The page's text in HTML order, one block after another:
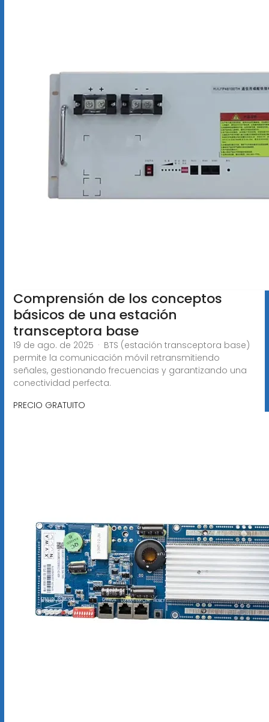
Comprensión de los conceptos
básicos de una estación
transceptora base
19 de ago. de 2025 · BTS (estación transceptora base)
permite la comunicación móvil retransmitiendo
señales, gestionando frecuencias y garantizando una
conectividad perfecta.
PRECIO GRATUITO